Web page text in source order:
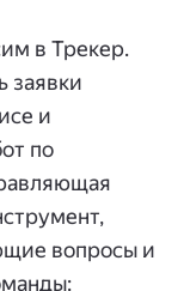
в Трекер.
заявки
и
по
вопросы и